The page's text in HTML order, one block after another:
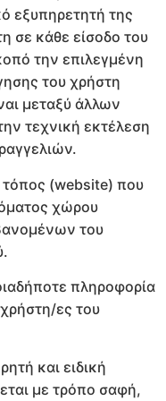
εξυπηρετητή της
σε κάθε είσοδο του
την επιλεγμένη
του χρήστη
μεταξύ άλλων
τεχνική εκτέλεση
τόπος (website) που
χώρου
του
πληροφορία
ες του
και ειδική
με τρόπο σαφή,